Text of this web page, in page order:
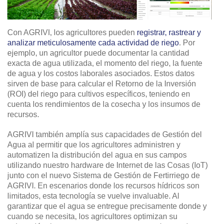
Con AGRIVI, los agricultores pueden registrar, rastrear y
analizar meticulosamente cada actividad de riego. Por
ejemplo, un agricultor puede documentar la cantidad
exacta de agua utilizada, el momento del riego, la fuente
de agua y los costos laborales asociados. Estos datos
sirven de base para calcular el Retorno de la Inversión
(ROI) del riego para cultivos específicos, teniendo en
cuenta los rendimientos de la cosecha y los insumos de
recursos.
AGRIVI también amplía sus capacidades de Gestión del
Agua al permitir que los agricultores administren y
automatizen la distribución del agua en sus campos
utilizando nuestro hardware de Internet de las Cosas (IoT)
junto con el nuevo Sistema de Gestión de Fertirriego de
AGRIVI. En escenarios donde los recursos hídricos son
limitados, esta tecnología se vuelve invaluable. Al
garantizar que el agua se entregue precisamente donde y
cuando se necesita, los agricultores optimizan su